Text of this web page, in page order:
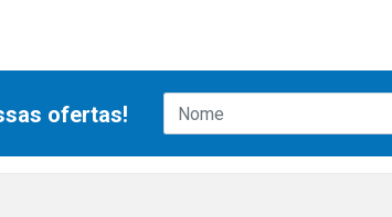
ofertas!